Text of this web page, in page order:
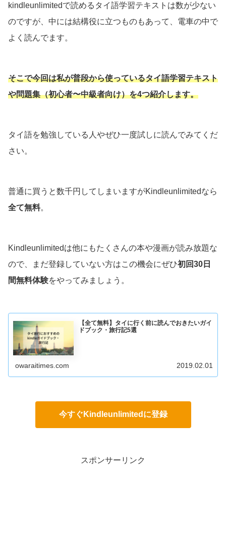
kindleunlimitedで読めるタイ語学習テキストは数が少ない
のですが、中には結構役に立つものもあって、電車の中で
よく読んでます。
そこで今回は私が普段から使っているタイ語学習テキスト
や問題集（初心者〜中級者向け）を4つ紹介します。
タイ語を勉強している人やぜひ一度試しに読んでみてくだ
さい。
普通に買うと数千円してしまいますがKindleunlimitedなら
全て無料。
Kindleunlimitedは他にもたくさんの本や漫画が読み放題な
ので、まだ登録していない方はこの機会にぜひ初回30日
間無料体験をやってみましょう。
【全て無料】タイに行く前に読んでおきたいガイ
ドブック・旅行記5選
owaraitimes.com 2019.02.01
今すぐKindleunlimitedに登録
スポンサーリンク